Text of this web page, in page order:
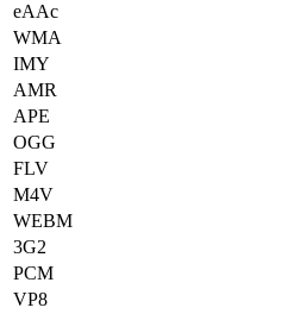
eAAc
WMA
IMY
AMR
APE
OGG
FLV
M4V
WEBM
3G2
PCM
VP8